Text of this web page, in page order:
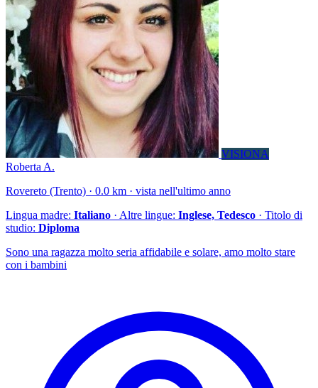
VISIONA
Roberta A.
Rovereto (Trento) · 0.0 km · vista nell'ultimo anno
Lingua madre: Italiano · Altre lingue: Inglese, Tedesco · Titolo di
studio: Diploma
Sono una ragazza molto seria affidabile e solare, amo molto stare
con i bambini